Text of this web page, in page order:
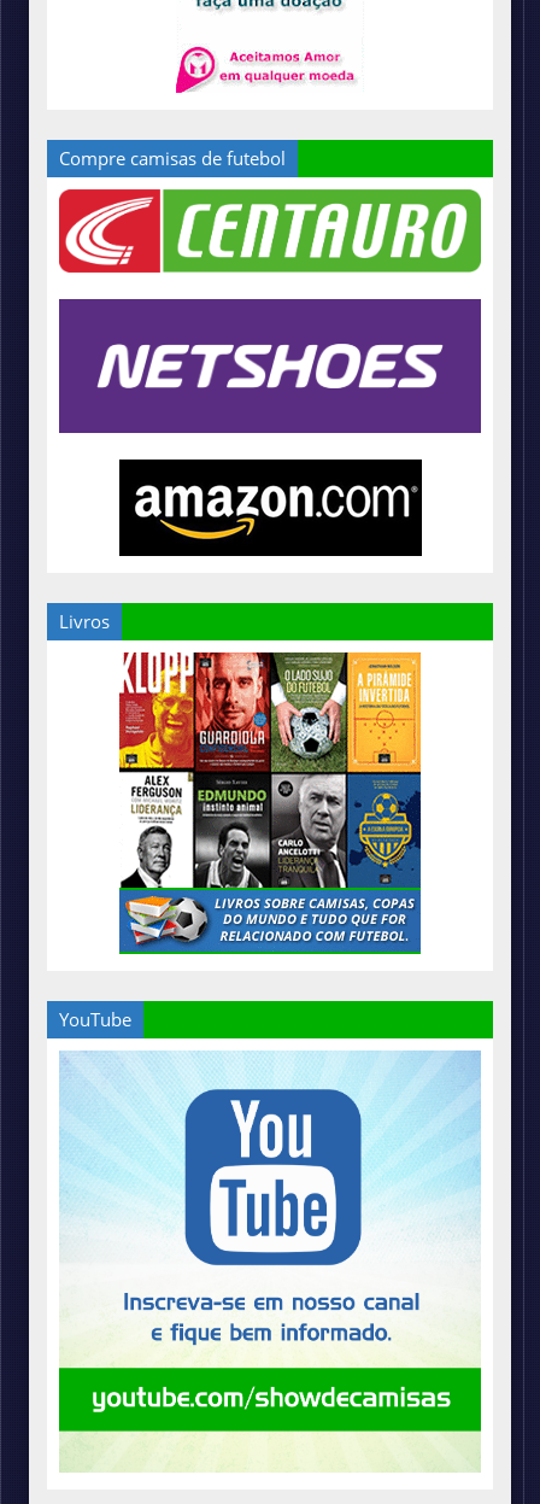
Compre camisas de futebol
Livros
YouTube